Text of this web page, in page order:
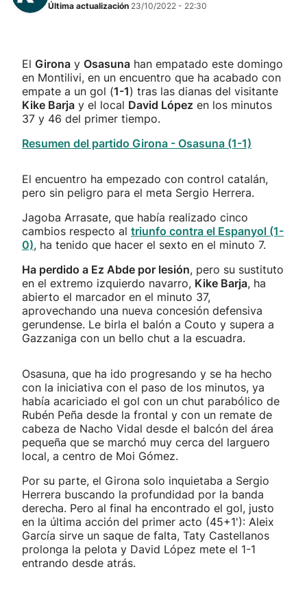
Última actualización 23/10/2022 - 22:30
El Girona y Osasuna han empatado este domingo
en Montilivi, en un encuentro que ha acabado con
empate a un gol (1-1) tras las dianas del visitante
Kike Barja y el local David López en los minutos
37 y 46 del primer tiempo.
Resumen del partido Girona - Osasuna (1-1)
El encuentro ha empezado con control catalán,
pero sin peligro para el meta Sergio Herrera.
Jagoba Arrasate, que había realizado cinco
cambios respecto al triunfo contra el Espanyol (1-
0), ha tenido que hacer el sexto en el minuto 7.
Ha perdido a Ez Abde por lesión, pero su sustituto
en el extremo izquierdo navarro, Kike Barja, ha
abierto el marcador en el minuto 37,
aprovechando una nueva concesión defensiva
gerundense. Le birla el balón a Couto y supera a
Gazzaniga con un bello chut a la escuadra.
Osasuna, que ha ido progresando y se ha hecho
con la iniciativa con el paso de los minutos, ya
había acariciado el gol con un chut parabólico de
Rubén Peña desde la frontal y con un remate de
cabeza de Nacho Vidal desde el balcón del área
pequeña que se marchó muy cerca del larguero
local, a centro de Moi Gómez.
Por su parte, el Girona solo inquietaba a Sergio
Herrera buscando la profundidad por la banda
derecha. Pero al final ha encontrado el gol, justo
en la última acción del primer acto (45+1'): Aleix
García sirve un saque de falta, Taty Castellanos
prolonga la pelota y David López mete el 1-1
entrando desde atrás.